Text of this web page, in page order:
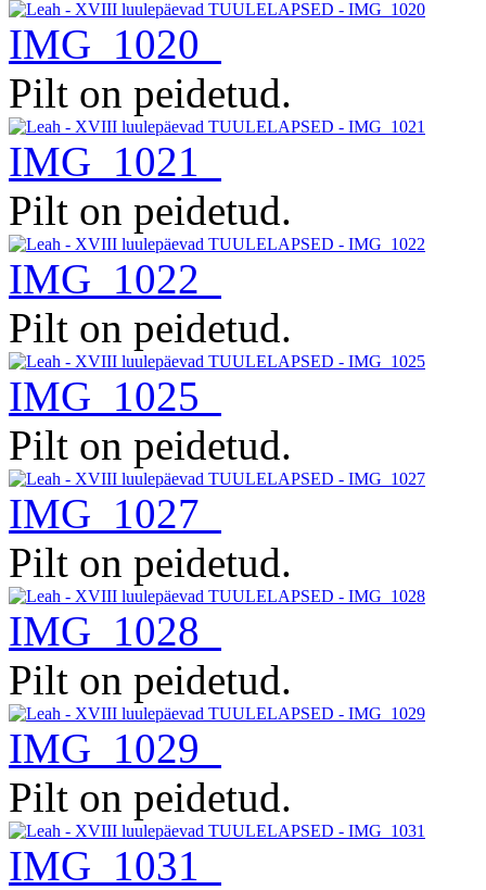
IMG_1020
Pilt on peidetud.
IMG_1021
Pilt on peidetud.
IMG_1022
Pilt on peidetud.
IMG_1025
Pilt on peidetud.
IMG_1027
Pilt on peidetud.
IMG_1028
Pilt on peidetud.
IMG_1029
Pilt on peidetud.
IMG_1031